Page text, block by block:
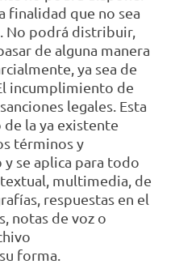
finalidad que no sea
No podrá distribuir,
de alguna manera
ya sea de
incumplimiento de
legales. Esta
la ya existente
términos y
se aplica para todo
multimedia, de
respuestas en el
notas de voz o
forma.